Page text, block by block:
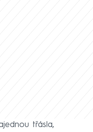
třásla,